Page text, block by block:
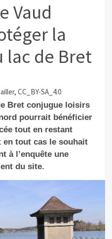
Vaud
la
lac de Bret
CC_BY-SA_4.0
Bret conjugue loisirs
pourrait bénéficier
tout en restant
en tout cas le souhait
à l’enquête une
du site.